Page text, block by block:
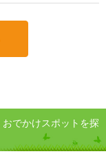
でかけスポットを探